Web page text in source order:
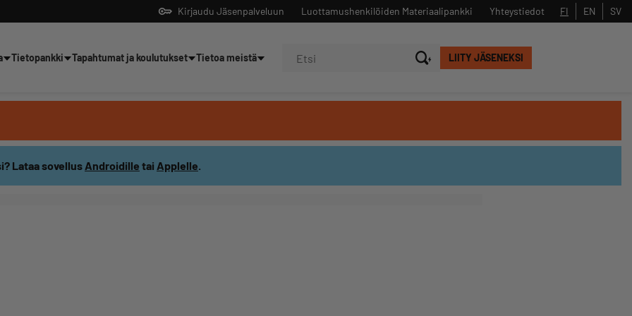
Kirjaudu Jäsenpalveluun Yhteystiedot
Luottamushenkilöiden Materiaalipankki FI EN SV
LIITY JÄSENEKSI
Tietopankki Tapahtumat ja koulutukset Tietoa meistä
Lataa sovellus Androidille tai Applelle.
Sulje
tekoälyltä